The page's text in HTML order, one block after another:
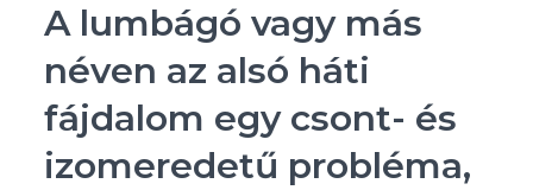
A lumbágó vagy más
néven az alsó háti
fájdalom egy csont- és
izomeredetű probléma,